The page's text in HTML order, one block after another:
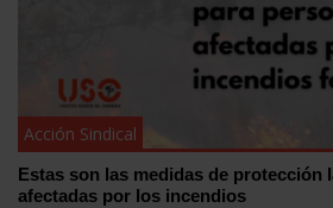
Acción Sindical
Estas son las medidas de protección
afectadas por los incendios